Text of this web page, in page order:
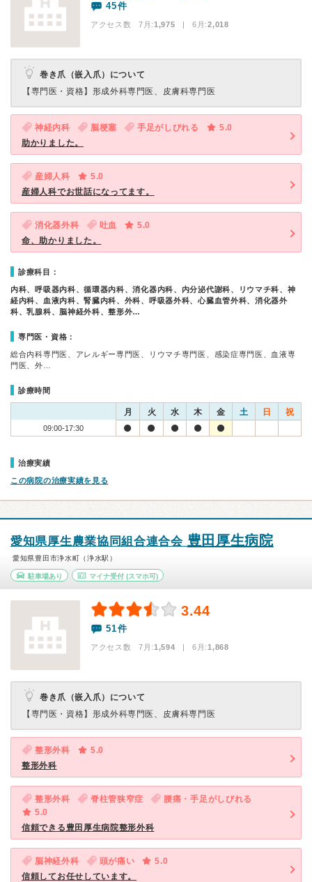
45件
アクセス数 7月:1,975 | 6月:2,018
巻き爪（嵌入爪）について
【専門医・資格】 形成外科専門医、皮膚科専門医
神経内科 脳梗塞 手足がしびれる
5.0
助かりました。
産婦人科
5.0
産婦人科でお世話になってます。
消化器外科 吐血
5.0
命、助かりました。
診療科目：
内科、呼吸器内科、循環器内科、消化器内科、内分泌代謝科、リウマチ科、神
経内科、血液内科、腎臓内科、外科、呼吸器外科、心臓血管外科、消化器外
科、乳腺科、脳神経外科、整形外…
専門医・資格：
総合内科専門医、アレルギー専門医、リウマチ専門医、感染症専門医、血液専
門医、外…
診療時間
月 火 水 木 金 土 日 祝
09:00-17:30
治療実績
この病院の治療実績を見る
愛知県厚生農業協同組合連合会 豊田厚生病院
愛知県豊田市浄水町（浄水駅）
駐車場あり マイナ受付(スマホ可)
3.44
51件
アクセス数 7月:1,594 | 6月:1,868
巻き爪（嵌入爪）について
【専門医・資格】 形成外科専門医、皮膚科専門医
整形外科
5.0
整形外科
整形外科 脊柱管狭窄症
腰痛・手足がしびれる
5.0
信頼できる豊田厚生病院整形外科
脳神経外科 頭が痛い
5.0
信頼してお任せしています。